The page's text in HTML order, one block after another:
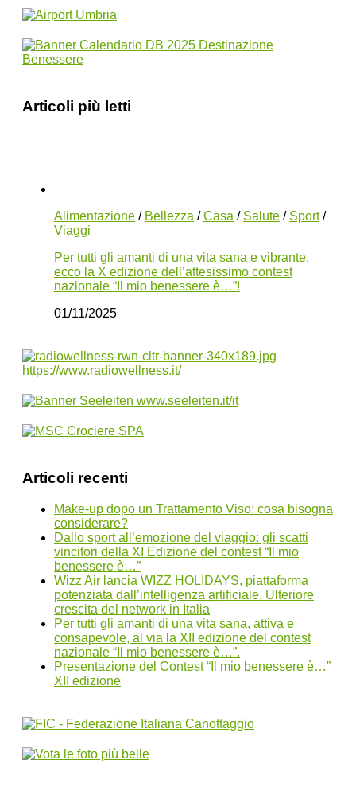
Articoli più letti
Alimentazione / Bellezza /Casa / Salute / Sport/
Viaggi
Per tutti gli amanti di una vita sana e vibrante,
ecco la X edizione dell’attesissimo contest
nazionale “Il mio benessere è…”!
01/11/2025
Articoli recenti
Make-up dopo un Trattamento Viso: cosa bisogna
considerare?
Dallo sport all’emozione del viaggio: gli scatti
vincitori della XI Edizione del contest “Il mio
benessere è…”
Wizz Air lancia WIZZ HOLIDAYS, piattaforma
potenziata dall’intelligenza artificiale. Ulteriore
crescita del network in Italia
Per tutti gli amanti di una vita sana, attiva e
consapevole, al via la XII edizione del contest
nazionale “Il mio benessere è…”.
Presentazione del Contest “Il mio benessere è…”
XII edizione